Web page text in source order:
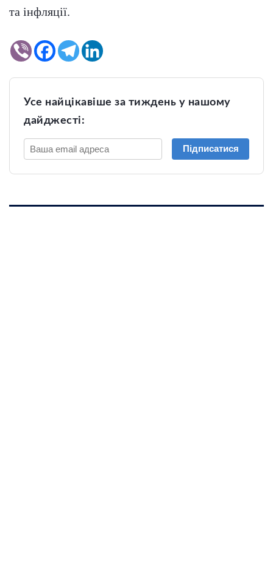
та інфляції.
Усе найцікавіше за тиждень у нашому
дайджесті:
Підписатися